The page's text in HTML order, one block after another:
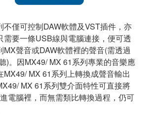
不僅可控制DAW軟體及VST插件，亦
需要一條USB線與電腦連接，便可透
MX聲音或DAW軟體裡的聲音(需透過
)。因MX49/ MX 61系列專業的音樂應
MX49/ MX 61系列上轉換成聲音輸出
MX 61系列雙介面特性可直接將
電腦裡，而無需類比轉換過程，仍可